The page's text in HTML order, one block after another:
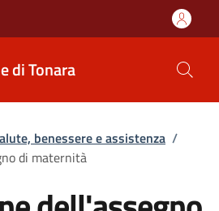
di Tonara
benessere e assistenza /
di maternità